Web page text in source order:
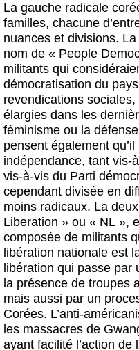
La gauche radicale
familles, chacune
nuances et divisions.
nom de « People
militants qui
démocratisation du
revendications
élargies dans les
féminisme ou la
pensent également
indépendance, tant vis-
vis-à-vis du Parti
cependant divisée en
moins radicaux. La
Liberation » ou « NL »,
composée de militants
libération nationale est
libération qui passe
la présence de troupes
mais aussi par un
Corées. L’anti-
les massacres de
ayant facilité l’action de